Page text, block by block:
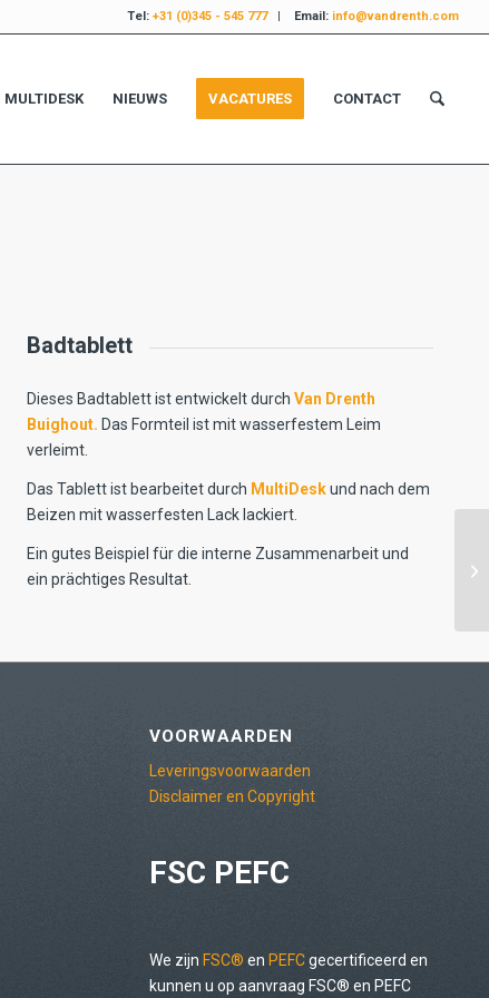
Tel:+31 (0)345 - 545 777| Email: info@vandrenth.com
MULTIDESK NIEUWS VACATURES CONTACT
Badtablett
Dieses Badtablett ist entwickelt durchVan Drenth
Buighout. Das Formteil ist mit wasserfestem Leim
verleimt.
Das Tablett ist bearbeitet durch MultiDeskund nach dem
Beizen mit wasserfesten Lack lackiert.
Ein gutes Beispiel für die interne Zusammenarbeit und
ein prächtiges Resultat.
VOORWAARDEN
Leveringsvoorwaarden
Disclaimer en Copyright
FSC PEFC
We zijn FSC® en PEFCgecertificeerd en
kunnen u op aanvraag FSC® en PEFC